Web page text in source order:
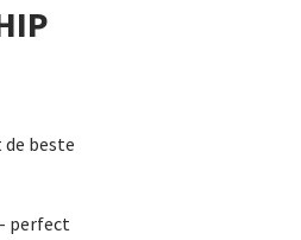
beste
perfect